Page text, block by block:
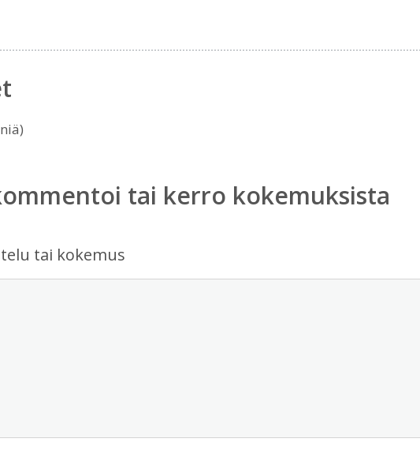
tai kerro kokemuksista
tai kokemus